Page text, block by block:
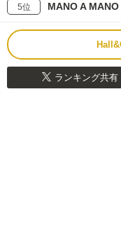
5位 MANO A MANO
ランキング共有